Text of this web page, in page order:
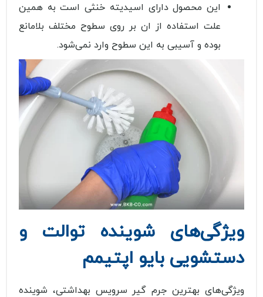
این محصول دارای اسیدیته خنثی است به همین
علت استفاده از ان بر روی سطوح مختلف بلامانع
بوده و آسیبی به این سطوح وارد نمی‌شود.
ویژگی‌های شوینده توالت و
دستشویی بایو اپتیمم
ویژگی‌های بهترین جرم گیر سرویس بهداشتی، شوینده